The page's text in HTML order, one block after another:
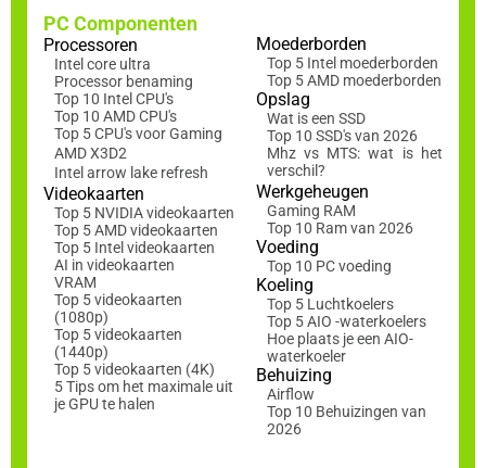
PC Componenten
Processoren
Intel core ultra
Processor benaming
Top 10 Intel CPU's
Top 10 AMD CPU's
Top 5 CPU's voor Gaming
AMD X3D2
Intel arrow lake refresh
Videokaarten
Top 5 NVIDIA videokaarten
Top 5 AMD videokaarten
Top 5 Intel videokaarten
AI in videokaarten
VRAM
Top 5 videokaarten
(1080p)
Top 5 videokaarten
(1440p)
Top 5 videokaarten (4K)
5 Tips om het maximale uit
je GPU te halen
Moederborden
Top 5 Intel moederborden
Top 5 AMD moederborden
Opslag
Wat is een SSD
Top 10 SSD's van 2026
Mhz vs MTS: wat is het
verschil?
Werkgeheugen
Gaming RAM
Top 10 Ram van 2026
Voeding
Top 10 PC voeding
Koeling
Top 5 Luchtkoelers
Top 5 AIO -waterkoelers
Hoe plaats je een AIO-
waterkoeler
Behuizing
Airflow
Top 10 Behuizingen van
2026